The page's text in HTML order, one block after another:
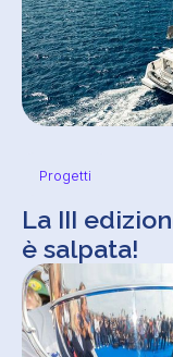
Progetti
La III
è salpata!